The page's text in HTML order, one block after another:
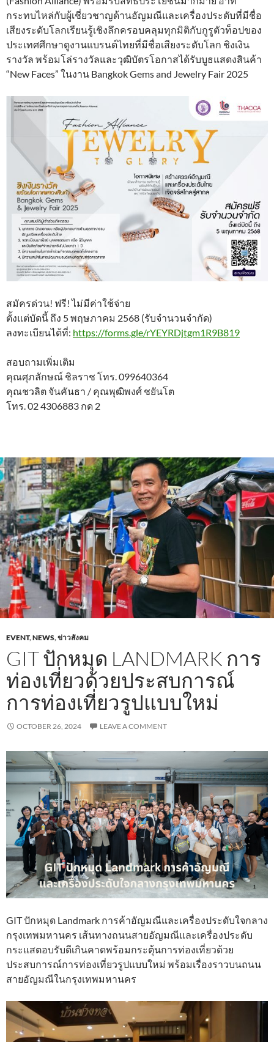
กระทบไหล่กับผู้เชี่ยวชาญด้านอัญมณีและเครื่องประดับที่มีชื่อ
เสียงระดับโลกเรียนรู้เชิงลึกครอบคลุมทุกมิติกับกูรูตัวท็อปของ
ประเทศศึกษาดูงานแบรนด์ไทยที่มีชื่อเสียงระดับโลก ชิงเงิน
รางวัล พร้อมโล่รางวัลและวุฒิบัตรโอกาสได้รับบูธแสดงสินค้า
“New Faces” ในงาน Bangkok Gems and Jewelry Fair 2025
สมัครด่วน! ฟรี! ไม่มีค่าใช้จ่าย
ตั้งแต่บัดนี้ ถึง 5 พฤษภาคม 2568 (รับจำนวนจำกัด)
ลงทะเบียนได้ที่: https://forms.gle/rYEYRDjtgm1R9B819
สอบถามเพิ่มเติม
คุณศุภลักษณ์ ชิลราช โทร. 099640364
คุณชวลิต จันคันธา / คุณพุฒิพงศ์ ชยันโต
โทร. 02 4306883 กด 2
EVENT,NEWS,ข่าวสังคม
GIT ปักหมุด LANDMARK การ
ท่องเที่ยวด้วยประสบการณ์
การท่องเที่ยวรูปแบบใหม่
OCTOBER 26, 2024 LEAVE A COMMENT
GIT ปักหมุด Landmark การค้าอัญมณีและเครื่องประดับใจกลาง
กรุงเทพมหานคร เส้นทางถนนสายอัญมณีและเครื่องประดับ
กระแสตอบรับดีเกินคาดพร้อมกระตุ้นการท่องเที่ยวด้วย
ประสบการณ์การท่องเที่ยวรูปแบบใหม่ พร้อมเรื่องราวบนถนน
สายอัญมณีในกรุงเทพมหานคร